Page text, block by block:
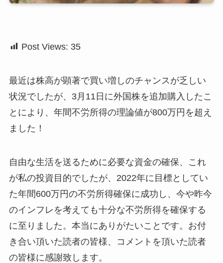
Post Views: 35
最近は株高が顕著で買い増しのチャンスが乏しい
状況でしたが、3月11日に外国株を追加購入したこ
とにより、年間不労所得の理論値が800万円を超え
ました！
自由な生活を送るために必要な資金の確保、これ
が私の投資目的でしたが、2022年に目標としてい
た年間600万円の不労所得確保に成功し、今や昨今
のインフレを考えても十分な不労所得を確保する
に至りました。本当にありがたいことです。お付
き合い頂いた読者の皆様、コメントを頂いた読者
の皆様に感謝致します。